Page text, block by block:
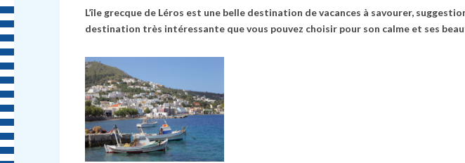
L’île grecque de Léros est une belle destination de vacances à savourer,
destination très intéressante que vous pouvez choisir pour son calme et ses